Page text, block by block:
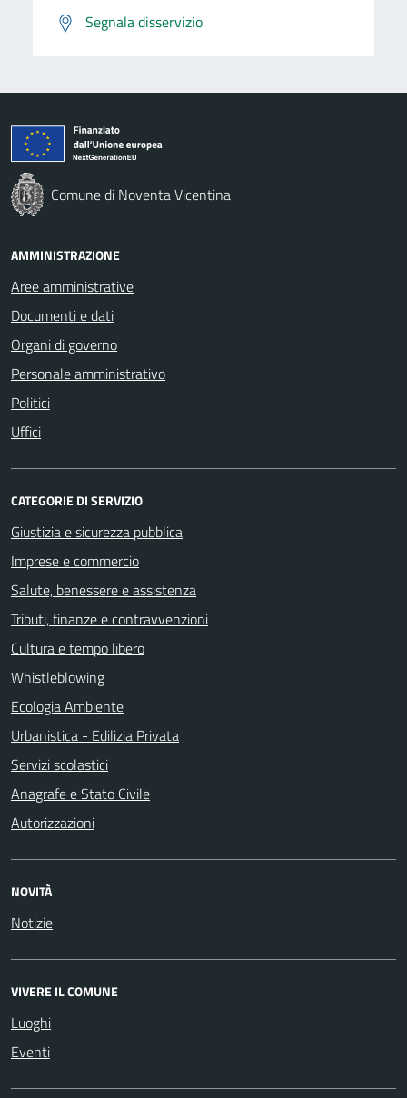
Segnala disservizio
Comune di Noventa Vicentina
AMMINISTRAZIONE
Aree amministrative
Documenti e dati
Organi di governo
Personale amministrativo
Politici
Uffici
CATEGORIE DI SERVIZIO
Giustizia e sicurezza pubblica
Imprese e commercio
Salute, benessere e assistenza
Tributi, finanze e contravvenzioni
Cultura e tempo libero
Whistleblowing
Ecologia Ambiente
Urbanistica - Edilizia Privata
Servizi scolastici
Anagrafe e Stato Civile
Autorizzazioni
NOVITÀ
Notizie
VIVERE IL COMUNE
Luoghi
Eventi